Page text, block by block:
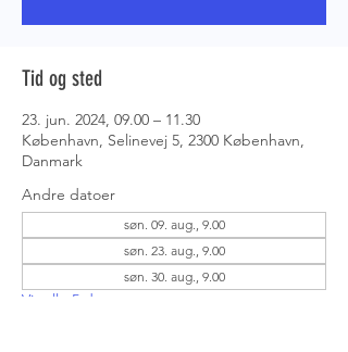
Tid og sted
23. jun. 2024, 09.00 – 11.30
København, Selinevej 5, 2300 København,
Danmark
Andre datoer
søn. 09. aug., 9.00
søn. 23. aug., 9.00
søn. 30. aug., 9.00
Vis alle 5 datoer